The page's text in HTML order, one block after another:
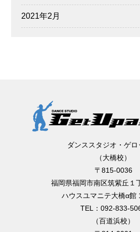
2021年2月
ダンススタジオ・ゲロ
（大橋校）
〒815-0036
福岡県福岡市南区筑紫丘１
ハウスユマニテ大橋α館
TEL：092-833-
（百道浜校）